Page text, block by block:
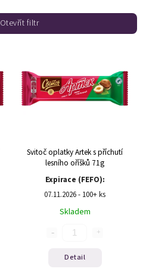
Otevřít filtr
Svitoč oplatky Artek s příchutí
lesního oříšků 71g
Expirace (FEFO):
07.11.2026 - 100+ ks
Skladem
Detail